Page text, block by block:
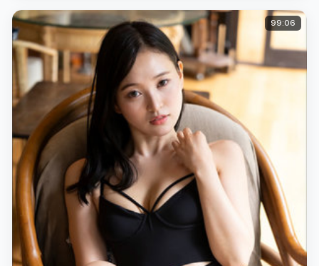
99:06